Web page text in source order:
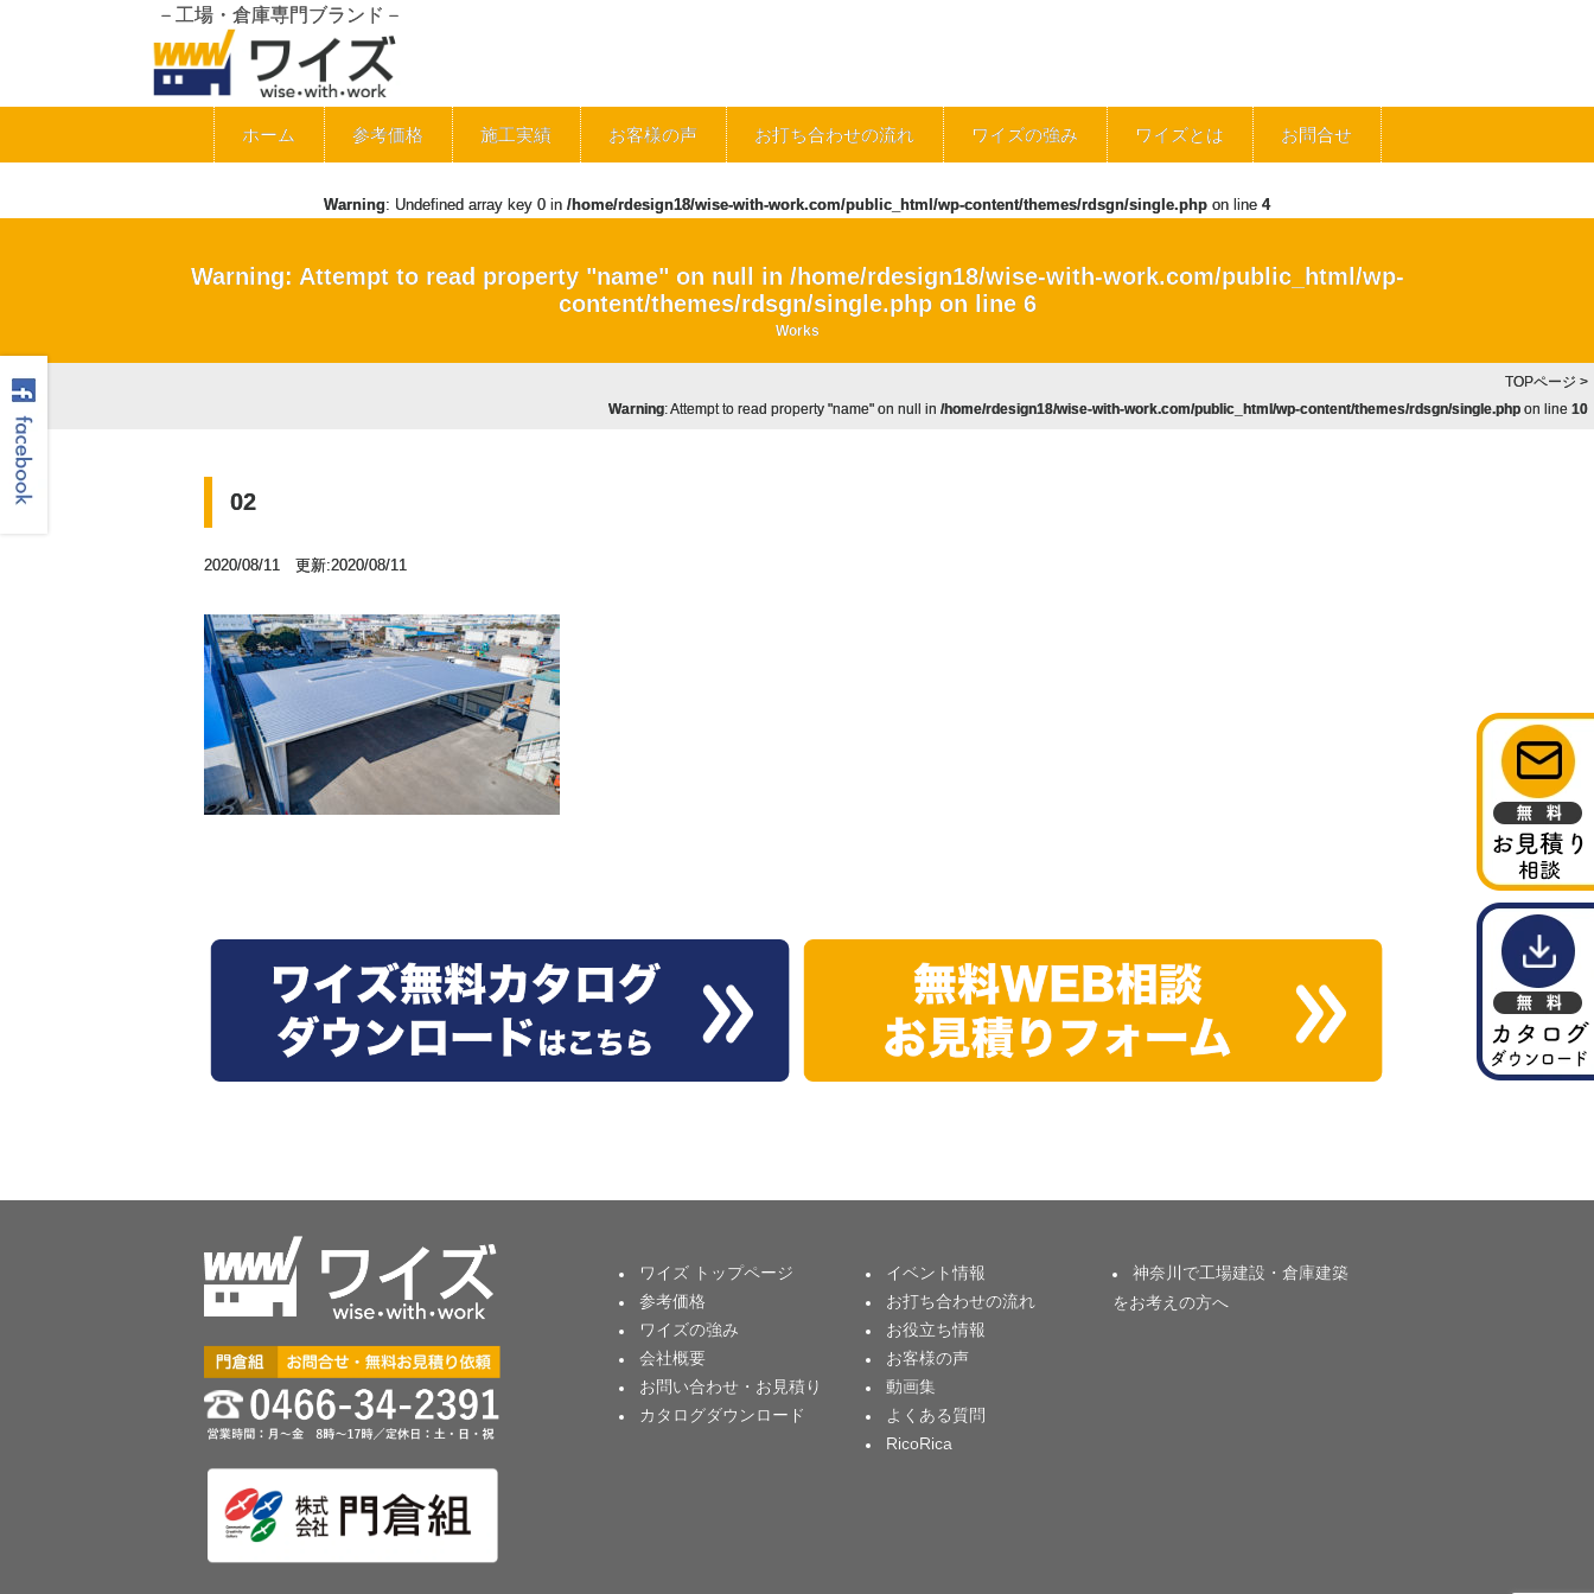
－工場・倉庫専門ブランド－
ホーム 参考価格 施工実績 お客様の声 お打ち合わせの流れ ワイズの強み ワイズとは お問合せ
Warning: Undefined array key 0 in /home/rdesign18/wise-with-work.com/public_html/wp-content/themes/rdsgn/single.php on line 4
Warning: Attempt to read property "name" on null in /home/rdesign18/wise-with-work.com/public_html/wp-
content/themes/rdsgn/single.phpon line 6
Works
TOPページ >
Warning: Attempt to read property "name" on null in /home/rdesign18/wise-with-work.com/public_html/wp-content/themes/rdsgn/single.php on line 10
02
2020/08/11 更新:2020/08/11
ワイズ トップページ
参考価格
ワイズの強み
会社概要
お問い合わせ・お見積り
カタログダウンロード
イベント情報
お打ち合わせの流れ
お役立ち情報
お客様の声
動画集
よくある質問
RicoRica
神奈川で工場建設・倉庫建築
をお考えの方へ